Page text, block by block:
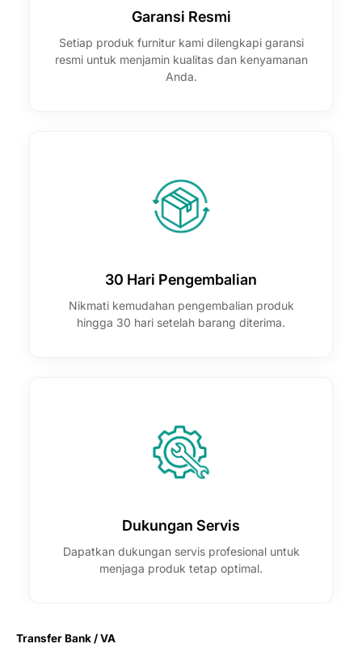
Garansi Resmi
Setiap produk furnitur kami dilengkapi garansi
resmi untuk menjamin kualitas dan kenyamanan
Anda.
30 Hari Pengembalian
Nikmati kemudahan pengembalian produk
hingga 30 hari setelah barang diterima.
Dukungan Servis
Dapatkan dukungan servis profesional untuk
menjaga produk tetap optimal.
Transfer Bank / VA